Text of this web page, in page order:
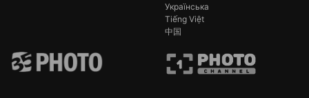
Українська
Tiếng Việt
中国